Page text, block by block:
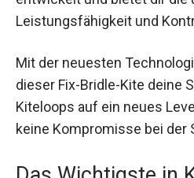
ultimative
dem Wasser.
Mit der neuesten
bringt dieser Fix-Bridle-Kite
und Kiteloops auf ein neues
dabei keine Kompromisse